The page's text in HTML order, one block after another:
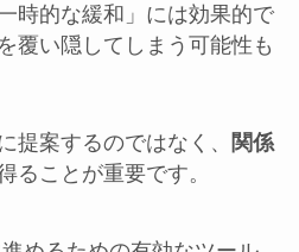
時的な緩和」には効果的で
覆い隠してしまう可能性も
提案するのではなく、 関係
ることが重要です。